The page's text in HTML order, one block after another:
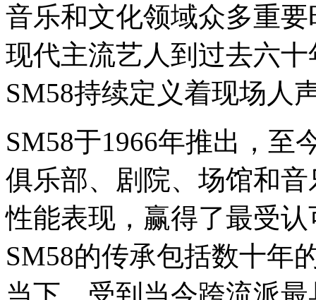
音乐和文化领域众多重
现代主流艺人到过去六
SM58持续定义着现场人
SM58于1966年推出，至
俱乐部、剧院、场馆和
性能表现，赢得了最受
SM58的传承包括数十年
当下，受到当今跨流派